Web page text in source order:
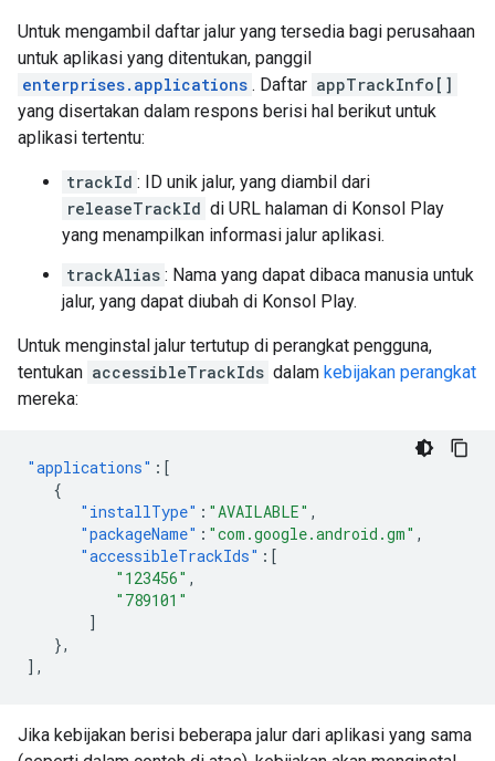
Untuk mengambil daftar jalur yang tersedia bagi perusahaan
untuk aplikasi yang ditentukan, panggil
enterprises.applications . Daftar appTrackInfo[]
yang disertakan dalam respons berisi hal berikut untuk
aplikasi tertentu:
trackId : ID unik jalur, yang diambil dari
releaseTrackId di URL halaman di Konsol Play
yang menampilkan informasi jalur aplikasi.
trackAlias : Nama yang dapat dibaca manusia untuk
jalur, yang dapat diubah di Konsol Play.
Untuk menginstal jalur tertutup di perangkat pengguna,
tentukan accessibleTrackIds dalam kebijakan perangkat
mereka:
"applications" :[
{
"installType" : "AVAILABLE" ,
"packageName" : "com.google.android.gm" ,
"accessibleTrackIds" :[
"123456" ,
"789101"
]
},
],
Jika kebijakan berisi beberapa jalur dari aplikasi yang sama